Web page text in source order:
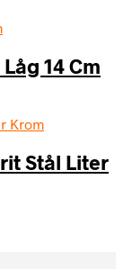
14 Cm
Stål Liter